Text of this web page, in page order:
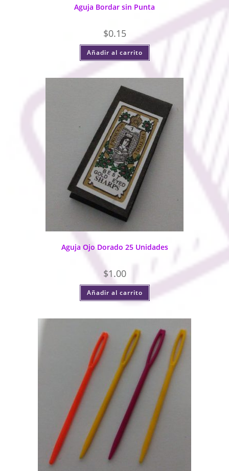
Aguja Bordar sin Punta
$0.15
Añadir al carrito
Aguja Ojo Dorado 25 Unidades
$1.00
Añadir al carrito